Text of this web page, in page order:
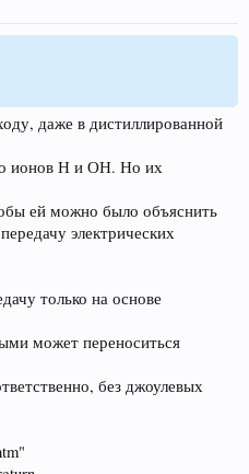
даже в дистиллированной
ионов Н и ОН. Но их
ей можно было объяснить
электрических
только на основе
может переноситься
без джоулевых